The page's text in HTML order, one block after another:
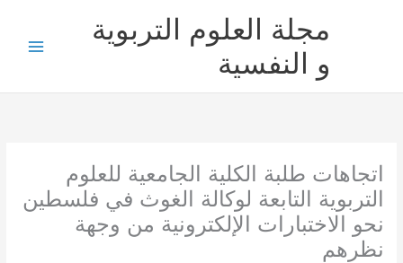
مجلة العلوم التربوية
و النفسية
اتجاهات طلبة الكلية الجامعية للعلوم
التربوية التابعة لوكالة الغوث في فلسطين
نحو الاختبارات الإلكترونية من وجهة
نظرهم